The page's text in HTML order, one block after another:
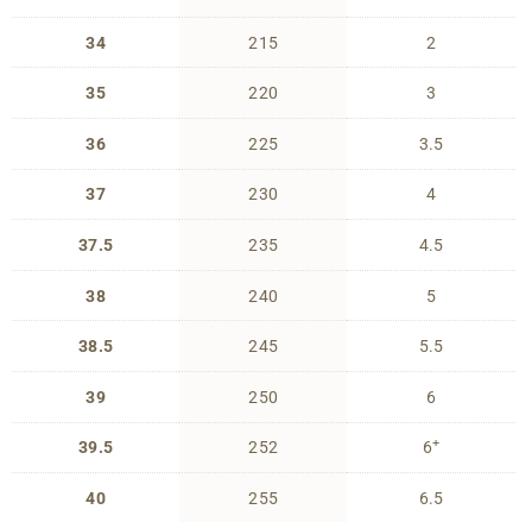
34
35
36
37
37.5
38
38.5
39
39.5
40
215
220
225
230
235
240
245
250
252
255
2
3
3.5
4
4.5
5
5.5
6
6+
6.5